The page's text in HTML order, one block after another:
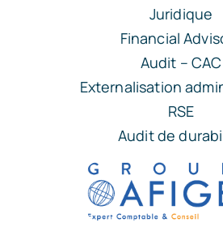
Juridique
Financial
Audit – CAC
Externalisation
RSE
Audit de